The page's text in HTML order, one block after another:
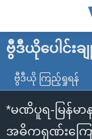
လွယ်ကူ
စေ
သည့်
များ
ပင်မ
မူလစာမျက်နှာ
မြန်မာ
ကမ္ဘာ့သတင်းများ
နိုင်ငံတကာ
အမေရိကန်
ဗွီဒီယို
သတင်းလွတ်လပ်ခွင့်
ဗွီဒီယိုပေါင်းခ
ဗွီဒီယို ကြည့်ရှုရန်
*မဏိပူရ-မြန်မာ
အဓိကရုဏ်းကြော